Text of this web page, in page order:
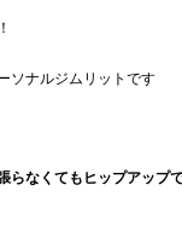
ソナルジムリットです
らなくてもヒップアップ